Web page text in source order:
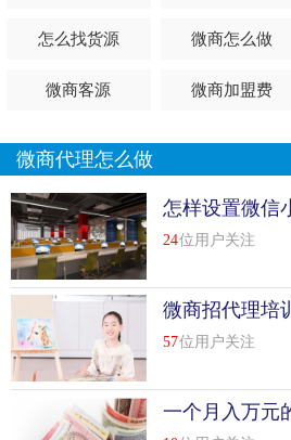
微信淘宝客小程序源码是什么?
微信淘宝客小程序制出来的效果如下
对接的是阿里妈妈的后台数据，商
文的中间[查看详情
top8 淘宝客小程序接口搭建怎
利用淘宝客小程序，商家可以实现
单量，或者收获一大票粉丝。但是
怎么操作呢?以下是具体的步骤，
淘宝客小程序接口搭建方法/步骤
怎么找货源 微商怎么做
微商客源 微商加盟费
微商代理怎么做
怎样设置微信
24位用户关注
微商招代理培
57位用户关注
一个月入万元